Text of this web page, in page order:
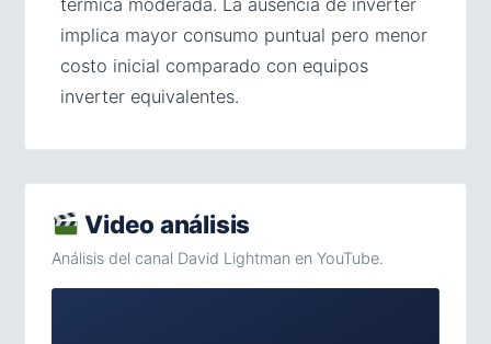
térmica moderada. La ausencia de inverter
implica mayor consumo puntual pero menor
costo inicial comparado con equipos
inverter equivalentes.
Video análisis
Análisis del canal David Lightman en YouTube.